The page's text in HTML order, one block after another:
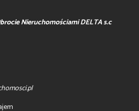
Nieruchomościami DELTA s.c